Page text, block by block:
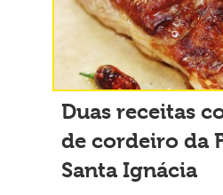
Duas receitas
de cordeiro da
Santa Ignácia